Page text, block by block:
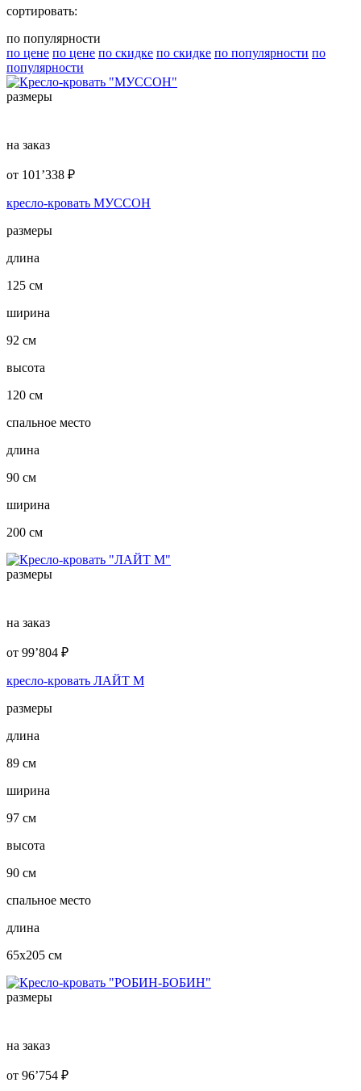
сортировать:
по популярности
по цене по цене по скидке по скидке по популярности по
популярности
размеры
на заказ
от 101’338 ₽
кресло-кровать МУССОН
размеры
длина
125 см
ширина
92 см
высота
120 см
спальное место
длина
90 см
ширина
200 см
размеры
на заказ
от 99’804 ₽
кресло-кровать ЛАЙТ М
размеры
длина
89 см
ширина
97 см
высота
90 см
спальное место
длина
65x205 см
размеры
на заказ
от 96’754 ₽